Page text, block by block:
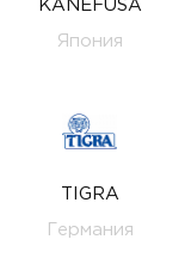
KANEFUSA
Япония
TIGRA
Германия